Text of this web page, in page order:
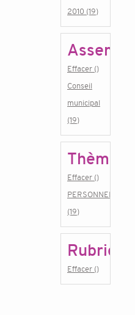
2010 (19)
Effacer ()
Conseil
municipal
(19)
Thème
Effacer ()
PERSONNEL
(19)
Rubrique
Effacer ()